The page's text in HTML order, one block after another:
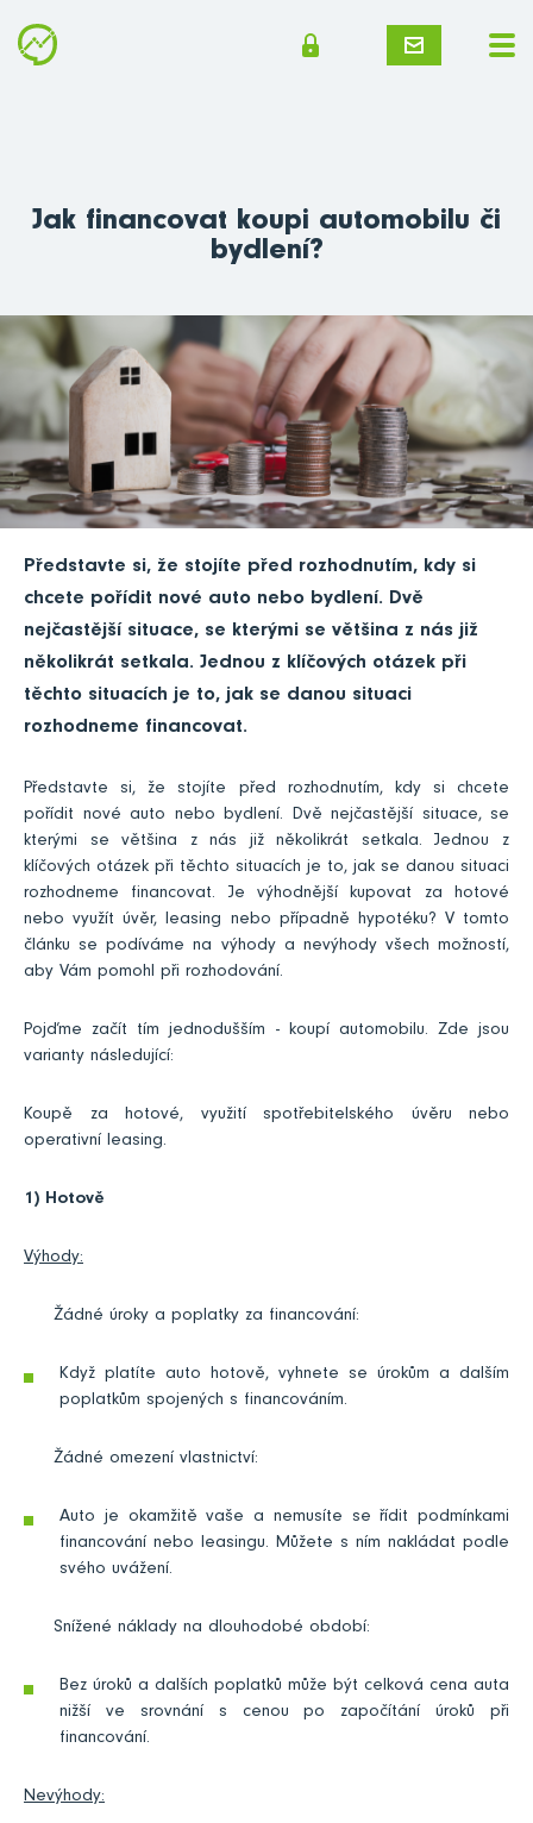
Jak financovat koupi automobilu či
bydlení?
Představte si, že stojíte před rozhodnutím, kdy si
chcete pořídit nové auto nebo bydlení. Dvě
nejčastější situace, se kterými se většina z nás již
několikrát setkala. Jednou z klíčových otázek při
těchto situacích je to, jak se danou situaci
rozhodneme financovat.
Představte si, že stojíte před rozhodnutím, kdy si chcete
pořídit nové auto nebo bydlení. Dvě nejčastější situace, se
kterými se většina z nás již několikrát setkala. Jednou z
klíčových otázek při těchto situacích je to, jak se danou situaci
rozhodneme financovat. Je výhodnější kupovat za hotové
nebo využít úvěr, leasing nebo případně hypotéku? V tomto
článku se podíváme na výhody a nevýhody všech možností,
aby Vám pomohl při rozhodování.
Pojďme začít tím jednodušším - koupí automobilu. Zde jsou
varianty následující:
Koupě za hotové, využití spotřebitelského úvěru nebo
operativní leasing.
1) Hotově
Výhody:
Žádné úroky a poplatky za financování:
Když platíte auto hotově, vyhnete se úrokům a dalším
poplatkům spojených s financováním.
Žádné omezení vlastnictví:
Auto je okamžitě vaše a nemusíte se řídit podmínkami
financování nebo leasingu. Můžete s ním nakládat podle
svého uvážení.
Snížené náklady na dlouhodobé období:
Bez úroků a dalších poplatků může být celková cena auta
nižší ve srovnání s cenou po započítání úroků při
financování.
Nevýhody: